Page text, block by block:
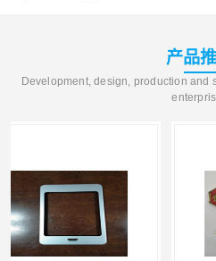
产品
Development, design, production and